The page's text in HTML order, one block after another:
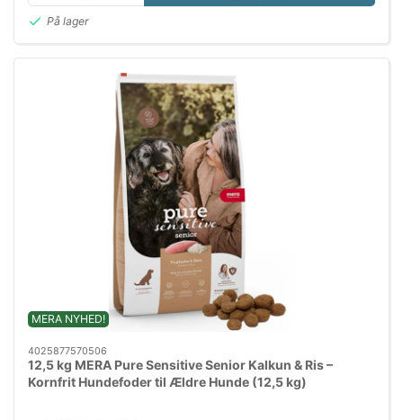
På lager
MERA NYHED!
4025877570506
12,5 kg MERA Pure Sensitive Senior Kalkun & Ris –
Kornfrit Hundefoder til Ældre Hunde (12,5 kg)